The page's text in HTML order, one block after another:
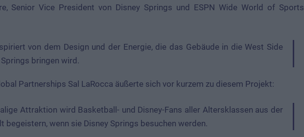
Senior Vice President von Disney Springs und ESPN Wide World of Sports
bringen wird.
Partnerships Sal LaRocca äußerte sich vor kurzem zu diesem Projekt:
begeistern, wenn sie Disney Springs besuchen werden.